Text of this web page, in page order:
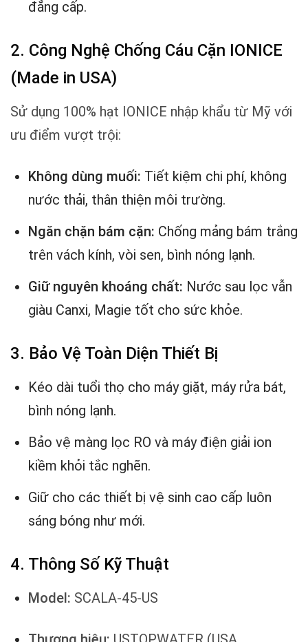
đẳng cấp.
2. Công Nghệ Chống Cáu Cặn IONICE
(Made in USA)
Sử dụng 100% hạt IONICE nhập khẩu từ Mỹ với
ưu điểm vượt trội:
Không dùng muối: Tiết kiệm chi phí, không
nước thải, thân thiện môi trường.
Ngăn chặn bám cặn: Chống mảng bám trắng
trên vách kính, vòi sen, bình nóng lạnh.
Giữ nguyên khoáng chất: Nước sau lọc vẫn
giàu Canxi, Magie tốt cho sức khỏe.
3. Bảo Vệ Toàn Diện Thiết Bị
Kéo dài tuổi thọ cho máy giặt, máy rửa bát,
bình nóng lạnh.
Bảo vệ màng lọc RO và máy điện giải ion
kiềm khỏi tắc nghẽn.
Giữ cho các thiết bị vệ sinh cao cấp luôn
sáng bóng như mới.
4. Thông Số Kỹ Thuật
Model: SCALA-45-US